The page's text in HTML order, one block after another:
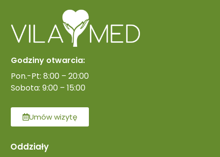
Godziny otwarcia:
Pon.-Pt: 8:00 – 20:00
Sobota: 9:00 – 15:00
Umów wizytę
Oddziały